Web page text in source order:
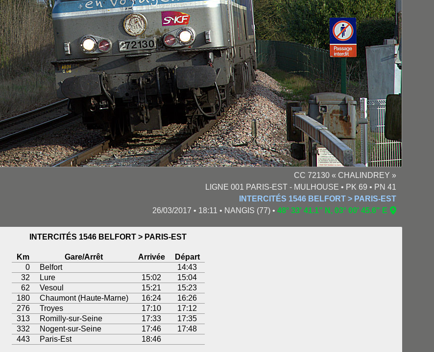
CC 72130 « CHALINDREY »
LIGNE 001 PARIS-EST - MULHOUSE • PK 69 • PN 41
INTERCITÉS 1546 BELFORT > PARIS-EST
26/03/2017 • 18:11 • NANGIS (77) • 48° 33' 41.1" N, 03° 00' 45.6" E
INTERCITÉS 1546 BELFORT > PARIS-EST
Km Gare/Arrêt Arrivée
Départ
0
Belfort
14:43
32
Lure 15:02
15:04
62
Vesoul 15:21
15:23
180
Chaumont (Haute-Marne) 16:24
16:26
276
Troyes 17:10
17:12
313
Romilly-sur-Seine 17:33
17:35
332
Nogent-sur-Seine 17:46
17:48
443
Paris-Est 18:46